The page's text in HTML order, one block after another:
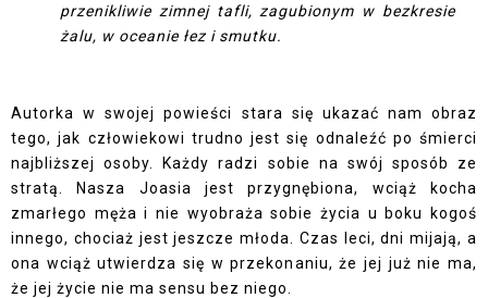
przenikliwie zimnej tafli, zagubionym w bezkresie
żalu, w oceanie łez i smutku.
Autorka w swojej powieści stara się ukazać nam obraz
tego, jak człowiekowi trudno jest się odnaleźć po śmierci
najbliższej osoby. Każdy radzi sobie na swój sposób ze
stratą. Nasza Joasia jest przygnębiona, wciąż kocha
zmarłego męża i nie wyobraża sobie życia u boku kogoś
innego, chociaż jest jeszcze młoda. Czas leci, dni mijają, a
ona wciąż utwierdza się w przekonaniu, że jej już nie ma,
że jej życie nie ma sensu bez niego.